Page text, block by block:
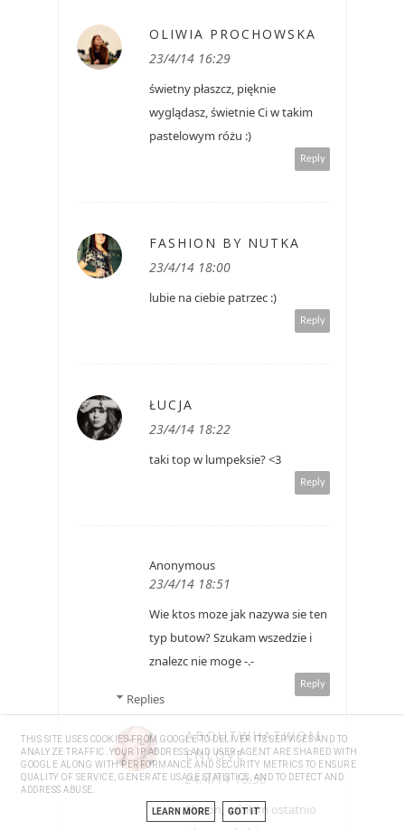
OLIWIA PROCHOWSKA
23/4/14 16:29
świetny płaszcz, pięknie
wyglądasz, świetnie Ci w takim
pastelowym różu :)
Reply
FASHION BY NUTKA
23/4/14 18:00
lubie na ciebie patrzec :)
Reply
ŁUCJA
23/4/14 18:22
taki top w lumpeksie? <3
Reply
Anonymous
23/4/14 18:51
Wie ktos moze jak nazywa sie ten
typ butow? Szukam wszedzie i
znalezc nie moge -.-
Reply
Replies
ABOUTWHATWOM
ENLOVE
24/4/14 16:56
Slip on, robiłam ostatnio
THIS SITE USES COOKIES FROM GOOGLE TO DELIVER ITS SERVICES AND TO
ANALYZE TRAFFIC. YOUR IP ADDRESS AND USER-AGENT ARE SHARED WITH
GOOGLE ALONG WITH PERFORMANCE AND SECURITY METRICS TO ENSURE
QUALITY OF SERVICE, GENERATE USAGE STATISTICS, AND TO DETECT AND
ADDRESS ABUSE.
LEARN MORE GOT IT